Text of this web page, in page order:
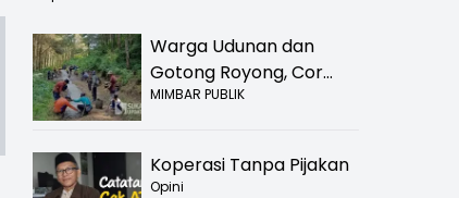
Warga Udunan dan
Gotong Royong, Cor
Jalan Hancur di
MIMBAR PUBLIK
Koperasi Tanpa Pijakan
Opini